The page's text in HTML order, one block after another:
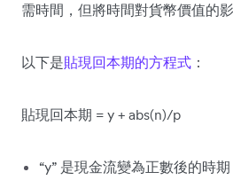
需時間，但將時間對貨幣價值的
以下是貼現回本期的方程式 ：
貼現回本期 = y + abs(n)/p
“y” 是現金流變為正數後的時期